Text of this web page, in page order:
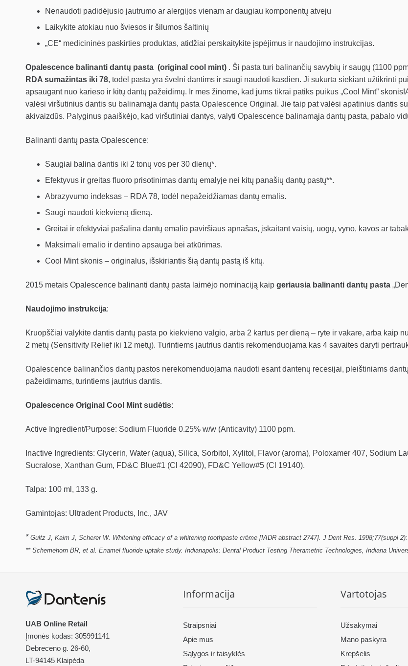
Nenaudoti padidėjusio jautrumo ar alergijos vienam ar daugiau komponentų atveju
Laikykite atokiau nuo šviesos ir šilumos šaltinių
„CE“ medicininės paskirties produktas, atidžiai perskaitykite įspėjimus ir naudojimo instrukcijas.
Opalescence balinanti dantų pasta (original cool mint) . Ši pasta turi balinančių savybių ir saugų (1100
RDA sumažintas iki 78, todėl pasta yra švelni dantims ir saugi naudoti kasdien. Ji sukurta siekiant užtikrinti
apsaugant nuo karieso ir kitų dantų pažeidimų. Ir mes žinome, kad jums tikrai patiks puikus „Cool Mint”
valėsi viršutinius dantis su balinamąja dantų pasta Opalescence Original. Jie taip pat valėsi apatinius dantis
akivaizdūs. Palyginus paaiškėjo, kad viršutiniai dantys, valyti Opalescence balinamąja dantų pasta, pabalo
Balinanti dantų pasta Opalescence:
Saugiai balina dantis iki 2 tonų vos per 30 dienų*.
Efektyvus ir greitas fluoro prisotinimas dantų emalyje nei kitų panašių dantų pastų**.
Abrazyvumo indeksas – RDA 78, todėl nepažeidžiamas dantų emalis.
Saugi naudoti kiekvieną dieną.
Greitai ir efektyviai pašalina dantų emalio paviršiaus apnašas, įskaitant vaisių, uogų, vyno, kavos ar
Maksimali emalio ir dentino apsauga bei atkūrimas.
Cool Mint skonis – originalus, išskiriantis šią dantų pastą iš kitų.
2015 metais Opalescence balinanti dantų pasta laimėjo nominaciją kaip geriausia balinanti dantų pasta
Naudojimo instrukcija:
Kruopščiai valykite dantis dantų pasta po kiekvieno valgio, arba 2 kartus per dieną – ryte ir vakare, arba kaip
2 metų (Sensitivity Relief iki 12 metų). Turintiems jautrius dantis rekomenduojama kas 4 savaites daryti
Opalescence balinančios dantų pastos nerekomenduojama naudoti esant dantenų recesijai, pleištiniams
pažeidimams, turintiems jautrius dantis.
Opalescence Original Cool Mint sudėtis:
Active Ingredient/Purpose: Sodium Fluoride 0.25% w/w (Anticavity) 1100 ppm.
Inactive Ingredients: Glycerin, Water (aqua), Silica, Sorbitol, Xylitol, Flavor (aroma), Poloxamer 407, Sodium
Sucralose, Xanthan Gum, FD&C Blue#1 (Cl 42090), FD&C Yellow#5 (Cl 19140).
Talpa: 100 ml, 133 g.
Gamintojas: Ultradent Products, Inc., JAV
* Gultz J, Kaim J, Scherer W. Whitening efficacy of a whitening toothpaste crème [IADR abstract 2747]. J Dent Res. 1998;77(suppl
** Schemehorn BR, et al. Enamel fluoride uptake study. Indianapolis: Dental Product Testing Therametric Technologies, Indiana
UAB Online Retail
Įmonės kodas: 305991141
Debreceno g. 26-60,
LT-94145 Klaipėda
Informacija
Straipsniai
Apie mus
Sąlygos ir taisyklės
Vartotojas
Užsakymai
Mano paskyra
Krepšelis